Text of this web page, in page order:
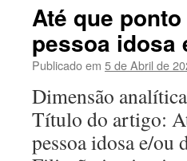
Até que
pessoa idosa
Publicado em 5 de Abril de
Dimensão
Título do artigo:
pessoa idosa e/ou